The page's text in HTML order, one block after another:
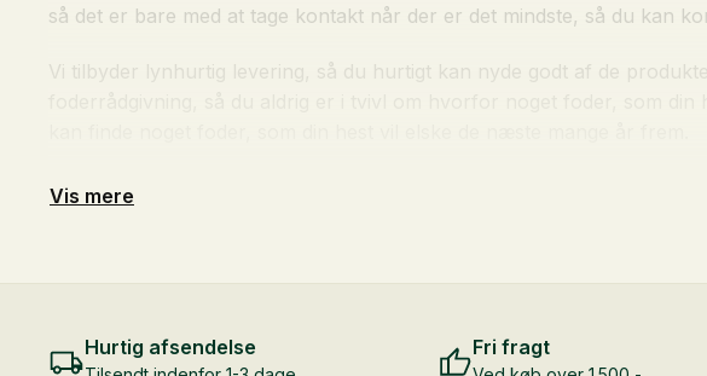
så det er bare med at tage kontakt når der er det mindste, så du kan
Vi tilbyder lynhurtig levering, så du hurtigt kan nyde godt af de
Vis mere
Hurtig afsendelse Fri fragt